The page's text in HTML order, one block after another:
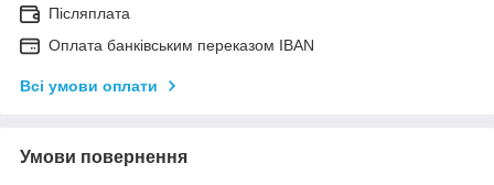
Післяплата
Оплата банківським переказом IBAN
Всі умови оплати
Умови повернення